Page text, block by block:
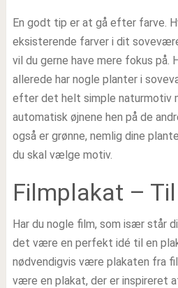
En godt tip er at gå efter farve.
eksisterende farver i dit
vil du gerne have mere fokus på.
allerede har nogle planter i
efter det helt simple naturmotiv
automatisk øjnene hen på de
også er grønne, nemlig dine
du skal vælge motiv.
Filmplakat –
Har du nogle film, som især står
det være en perfekt idé til en
nødvendigvis være plakaten fra
være en plakat, der er inspireret